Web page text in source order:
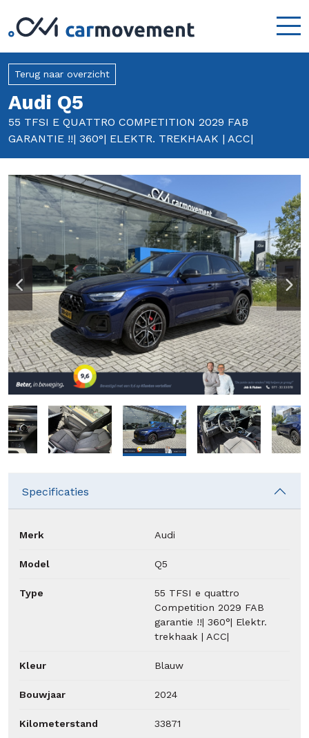
Audi Q5
55 TFSI E QUATTRO COMPETITION 2029 FAB
GARANTIE !!| 360°| ELEKTR. TREKHAAK | ACC|
Terug naar overzicht
Specificaties
Merk Audi
Model Q5
Type
55 TFSI e quattro
Competition 2029 FAB
garantie !!| 360°| Elektr.
trekhaak | ACC|
Kleur Blauw
Bouwjaar 2024
Kilometerstand 33871